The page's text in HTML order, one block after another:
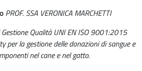
PROF. SSA VERONICA MARCHETTI
Qualità UNI EN ISO 9001:2015
per la gestione delle donazioni di sangue e
nel cane e nel gatto.